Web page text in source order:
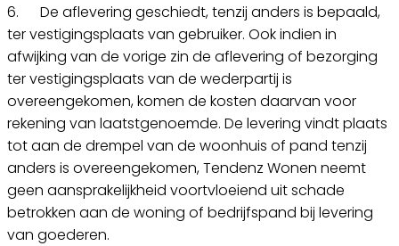
6. De aflevering geschiedt, tenzij anders is bepaald,
ter vestigingsplaats van gebruiker. Ook indien in
afwijking van de vorige zin de aflevering of bezorging
ter vestigingsplaats van de wederpartij is
overeengekomen, komen de kosten daarvan voor
rekening van laatstgenoemde. De levering vindt plaats
tot aan de drempel van de woonhuis of pand tenzij
anders is overeengekomen, Tendenz Wonen neemt
geen aansprakelijkheid voortvloeiend uit schade
betrokken aan de woning of bedrijfspand bij levering
van goederen.